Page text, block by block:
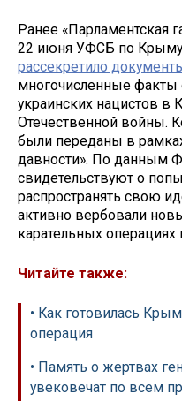
Ранее «Парламентская
22 июня УФСБ по
рассекретило
многочисленные факты
украинских нацистов
Отечественной войны.
были переданы в
давности». По данным
свидетельствуют о
распространять свою
активно вербовали
карательных
Читайте также:
• Как готовилась
операция
• Память о жертвах
увековечат по всем